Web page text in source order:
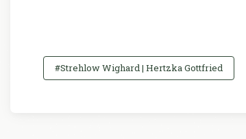
#Strehlow Wighard | Hertzka Gottfried